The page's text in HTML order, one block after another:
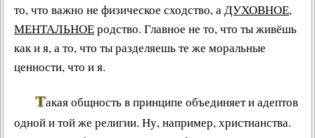
то, что важно не физическое сходство, аДУХОВНОЕ,
МЕНТАЛЬНОЕродство. Главное не то, что ты живёшь
как и я, а то, что ты разделяешь те же моральные
ценности, что и я.
Такая общность в принципе объединяет и адептов
одной и той же религии. Ну, например, христианства.